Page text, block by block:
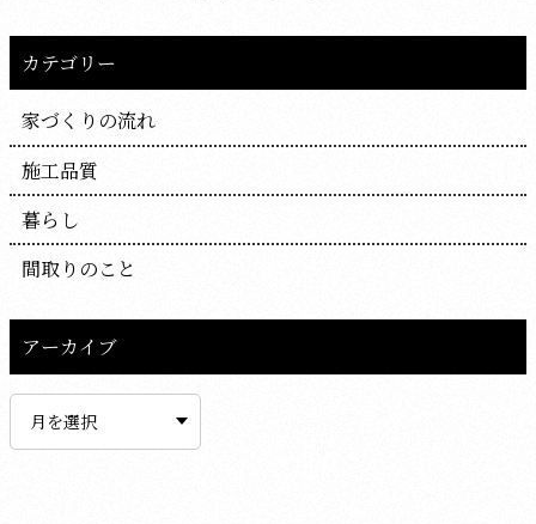
カテゴリー
家づくりの流れ
施工品質
暮らし
間取りのこと
アーカイブ
イ